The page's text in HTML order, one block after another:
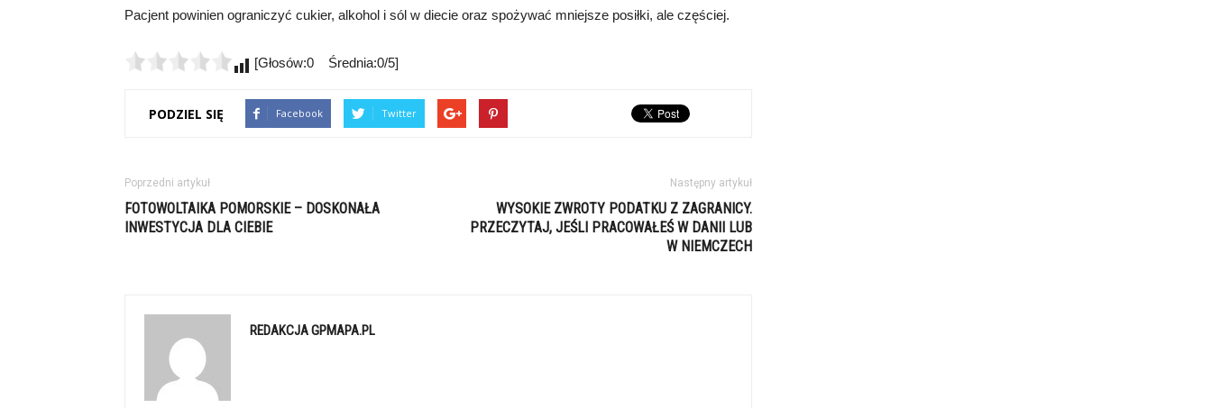
Pacjent powinien ograniczyć cukier, alkohol i sól w diecie oraz spożywać mniejsze posiłki, ale częściej.
[Głosów:0 Średnia:0/5]
PODZIEL SIĘ Facebook Twitter
Poprzedni artykuł
FOTOWOLTAIKA POMORSKIE – DOSKONAŁA
INWESTYCJA DLA CIEBIE
Następny artykuł
WYSOKIE ZWROTY PODATKU Z ZAGRANICY.
PRZECZYTAJ, JEŚLI PRACOWAŁEŚ W DANII LUB
W NIEMCZECH
REDAKCJA GPMAPA.PL